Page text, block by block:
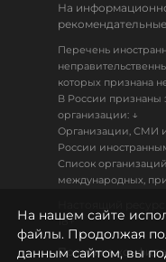
На
Перечень
которых признана
В России признаны
организации: ↓
Организации, СМИ
России
Список
международных,
18+
Политика
На нашем сайте
файлы. Продолжая
данным сайтом, вы